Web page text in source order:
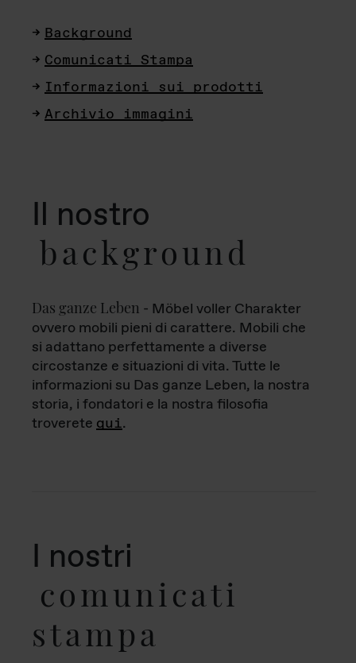
Background
Comunicati Stampa
Informazioni sui prodotti
Archivio immagini
Il nostro
background
Das ganze Leben - Möbel voller Charakter
ovvero mobili pieni di carattere. Mobili che
si adattano perfettamente a diverse
circostanze e situazioni di vita. Tutte le
informazioni su Das ganze Leben, la nostra
storia, i fondatori e la nostra filosofia
troverete qui.
I nostri
comunicati
stampa